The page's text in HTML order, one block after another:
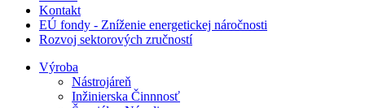
Kontakt
EÚ fondy - Zníženie energetickej náročnosti
Rozvoj sektorových zručností
Výroba
Nástrojáreň
Inžinierska Činnnosť